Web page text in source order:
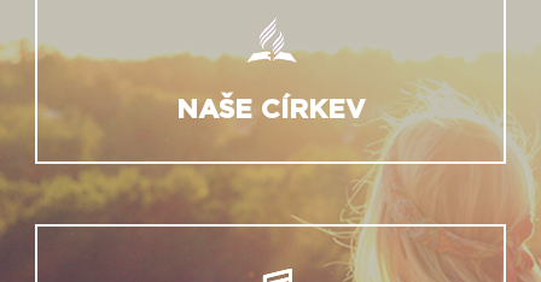
NAŠE CÍRKEV